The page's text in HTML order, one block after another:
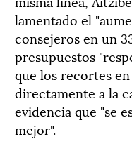
lamentado el
consejeros en un
presupuestos
que los recortes
directamente a la
evidencia que "se
mejor".